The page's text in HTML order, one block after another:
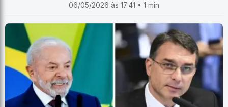
06/05/2026 às 17:41 • 1 min